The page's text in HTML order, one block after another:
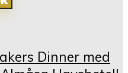
Dinner med